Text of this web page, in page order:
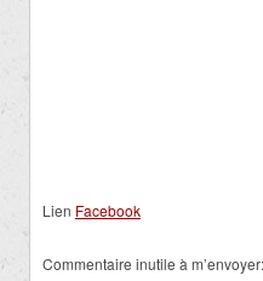
Lien Facebook
Commentaire inutile à m’envoyer: